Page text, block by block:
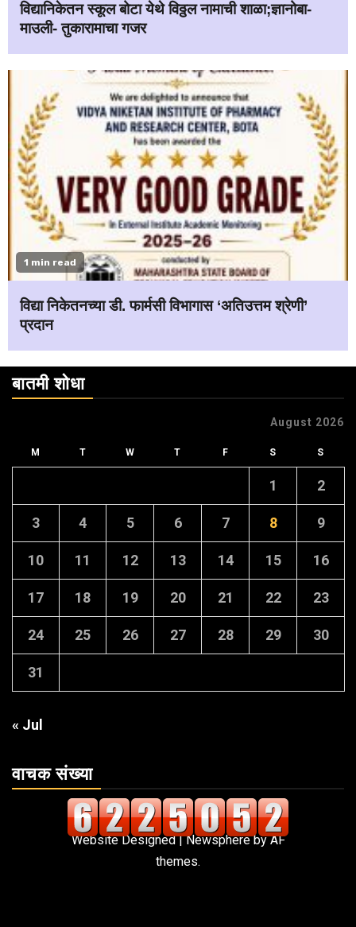
विद्यानिकेतन स्कूल बोटा येथे विठ्ठल नामाची शाळा;ज्ञानोबा-
माउली- तुकारामाचा गजर
1 min read
विद्या निकेतनच्या डी. फार्मसी विभागास ‘अतिउत्तम श्रेणी’
प्रदान
बातमी शोधा
August 2026
M T W T F S S
1 2
3 4 5 6 7 8 9
10 11 12 13 14 15 16
17 18 19 20 21 22 23
24 25 26 27 28 29 30
31
« Jul
वाचक संख्या
Website Designed|Newsphereby AF
themes.